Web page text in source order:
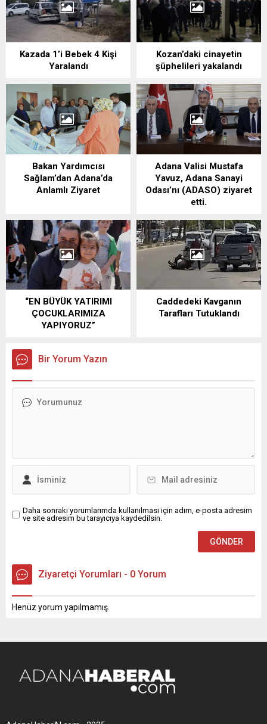
Kazada 1’i Bebek 4 Kişi
Yaralandı
Kozan’daki cinayetin
şüphelileri yakalandı
Bakan Yardımcısı
Sağlam’dan Adana’da
Anlamlı Ziyaret
Adana Valisi Mustafa
Yavuz, Adana Sanayi
Odası’nı (ADASO) ziyaret
etti.
“EN BÜYÜK YATIRIMI
ÇOCUKLARIMIZA
YAPIYORUZ”
Caddedeki Kavganın
Tarafları Tutuklandı
Bir Yorum Yazın
Daha sonraki yorumlarımda kullanılması için adım, e-posta adresim
ve site adresim bu tarayıcıya kaydedilsin.
Ziyaretçi Yorumları - 0 Yorum
Henüz yorum yapılmamış.